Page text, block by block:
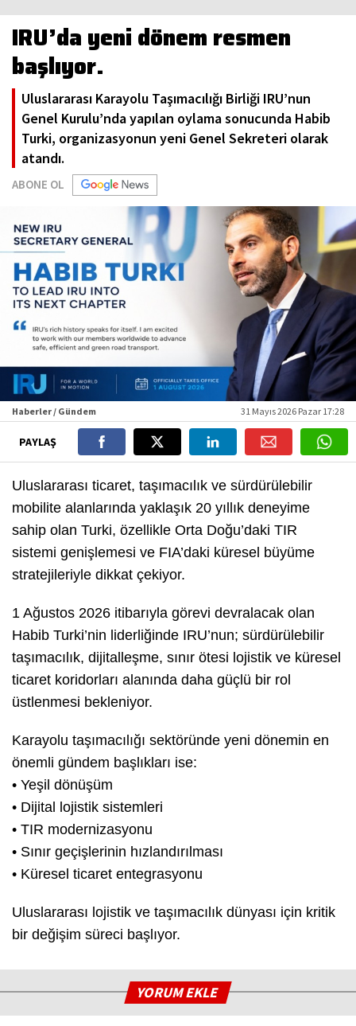
IRU’da yeni dönem resmen
başlıyor.
Uluslararası Karayolu Taşımacılığı Birliği IRU’nun
Genel Kurulu’nda yapılan oylama sonucunda Habib
Turki, organizasyonun yeni Genel Sekreteri olarak
atandı.
ABONE OL
Haberler / Gündem 31 Mayıs 2026 Pazar 17:28
PAYLAŞ
Uluslararası ticaret, taşımacılık ve sürdürülebilir
mobilite alanlarında yaklaşık 20 yıllık deneyime
sahip olan Turki, özellikle Orta Doğu’daki TIR
sistemi genişlemesi ve FIA’daki küresel büyüme
stratejileriyle dikkat çekiyor.
1 Ağustos 2026 itibarıyla görevi devralacak olan
Habib Turki’nin liderliğinde IRU’nun; sürdürülebilir
taşımacılık, dijitalleşme, sınır ötesi lojistik ve küresel
ticaret koridorları alanında daha güçlü bir rol
üstlenmesi bekleniyor.
Karayolu taşımacılığı sektöründe yeni dönemin en
önemli gündem başlıkları ise:
• Yeşil dönüşüm
• Dijital lojistik sistemleri
• TIR modernizasyonu
• Sınır geçişlerinin hızlandırılması
• Küresel ticaret entegrasyonu
Uluslararası lojistik ve taşımacılık dünyası için kritik
bir değişim süreci başlıyor.
YORUM EKLE